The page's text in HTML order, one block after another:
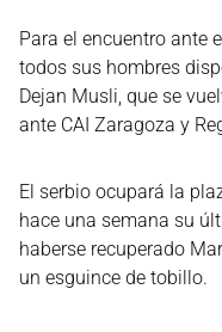
Para el encuentro ante
todos sus hombres
Dejan Musli, que se
ante CAI Zaragoza y
El serbio ocupará la
hace una semana su
haberse recuperado
un esguince de tobillo.